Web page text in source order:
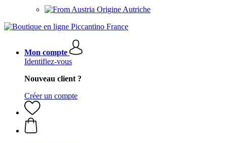
Origine Autriche
Mon compte
Identifiez-vous
Nouveau client ?
Créer un compte